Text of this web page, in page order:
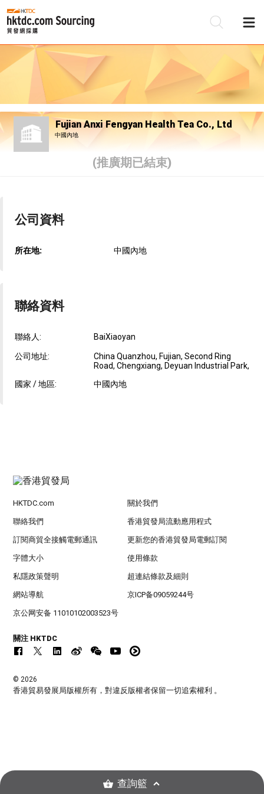
Fujian Anxi Fengyan Health Tea Co., Ltd
中國內地
(推廣期已結束)
公司資料
所在地: 中國內地
聯絡資料
聯絡人: BaiXiaoyan
公司地址:
China Quanzhou, Fujian, Second Ring
Road, Chengxiang, Deyuan Industrial Park,
國家 / 地區:
中國內地
HKTDC.com 關於我們
聯絡我們 香港貿發局流動應用程式
訂閱商貿全接觸電郵通訊 更新您的香港貿發局電郵訂閱
字體大小 使用條款
私隱政策聲明 超連結條款及細則
網站導航 京ICP备09059244号
京公网安备 11010102003523号
關注 HKTDC
© 2026
香港貿易發展局版權所有，對違反版權者保留一切追索權利 。
查詢籃